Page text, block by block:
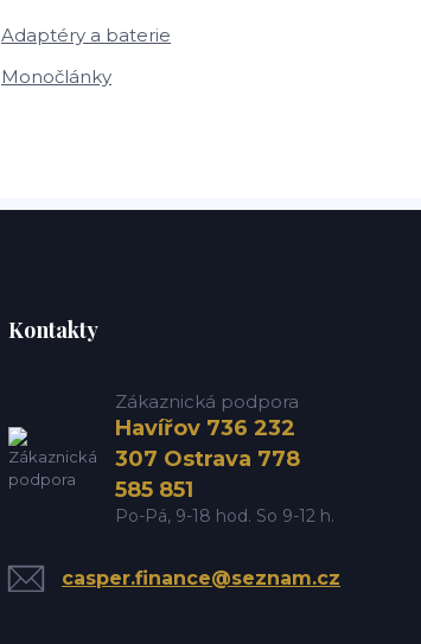
Adaptéry a baterie
Monočlánky
Kontakty
Zákaznická podpora
Havířov 736 232
307 Ostrava 778
585 851
Po-Pá, 9-18 hod. So 9-12 h.
casper.finance@seznam.cz